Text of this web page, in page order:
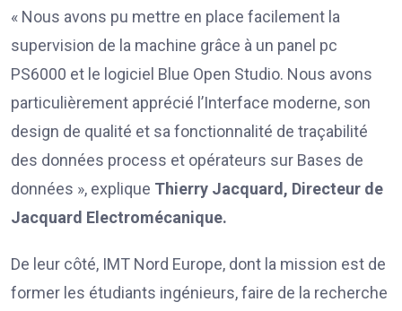
« Nous avons pu mettre en place facilement la
supervision de la machine grâce à un panel pc
PS6000 et le logiciel Blue Open Studio. Nous avons
particulièrement apprécié l’Interface moderne, son
design de qualité et sa fonctionnalité de traçabilité
des données process et opérateurs sur Bases de
données », explique Thierry Jacquard, Directeur de
Jacquard Electromécanique.
De leur côté, IMT Nord Europe, dont la mission est de
former les étudiants ingénieurs, faire de la recherche